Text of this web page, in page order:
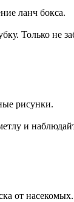
ланч бокса.
Только не
рисунки.
и
от насекомых.